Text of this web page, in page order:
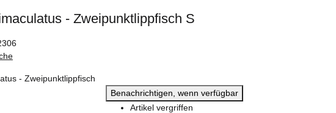
- Zweipunktlippfisch S
- Zweipunktlippfisch
Benachrichtigen, wenn verfügbar
Artikel vergriffen